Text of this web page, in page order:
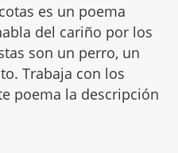
es un poema
del cariño por los
son un perro, un
Trabaja con los
poema la descripción